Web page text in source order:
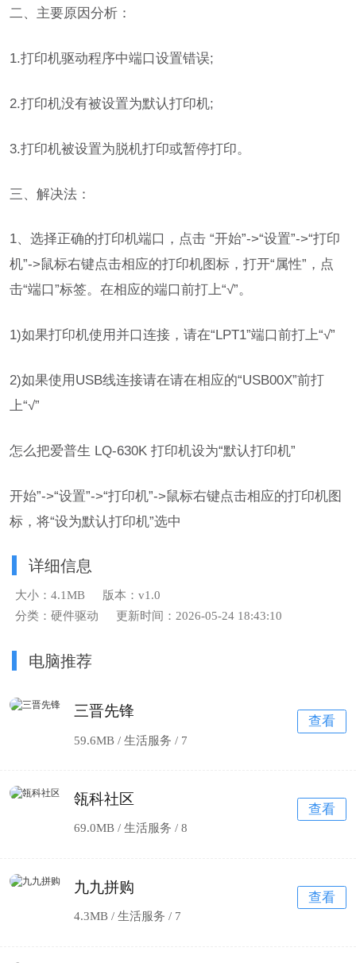
二、主要原因分析：
1.打印机驱动程序中端口设置错误;
2.打印机没有被设置为默认打印机;
3.打印机被设置为脱机打印或暂停打印。
三、解决法：
1、选择正确的打印机端口，点击 “开始”->“设置”->“打印
机”->鼠标右键点击相应的打印机图标，打开“属性”，点
击“端口”标签。在相应的端口前打上“√”。
1)如果打印机使用并口连接，请在“LPT1”端口前打上“√”
2)如果使用USB线连接请在请在相应的“USB00X”前打
上“√”
怎么把爱普生 LQ-630K 打印机设为“默认打印机”
开始”->“设置”->“打印机”->鼠标右键点击相应的打印机图
标，将“设为默认打印机”选中
详细信息
大小：4.1MB
版本：v1.0
分类：硬件驱动
更新时间：2026-05-24 18:43:10
电脑推荐
三晋先锋
59.6MB / 生活服务 / 7
查看
瓴科社区
69.0MB / 生活服务 /8
查看
九九拼购
4.3MB / 生活服务 / 7
查看